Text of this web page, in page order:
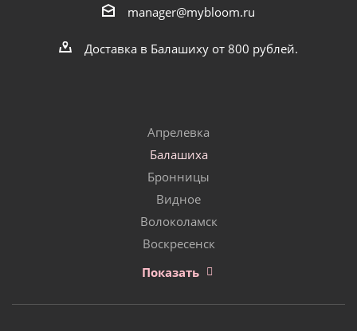
manager@mybloom.ru
Доставка в Балашиху от 800 рублей.
Апрелевка
Балашиха
Бронницы
Видное
Волоколамск
Воскресенск
Показать